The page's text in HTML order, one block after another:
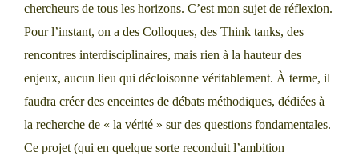
chercheurs de tous les horizons. C’est mon sujet de réflexion.
Pour l’instant, on a des Colloques, des Think tanks, des
rencontres interdisciplinaires, mais rien à la hauteur des
enjeux, aucun lieu qui décloisonne véritablement. À terme, il
faudra créer des enceintes de débats méthodiques, dédiées à
la recherche de « la vérité » sur des questions fondamentales.
Ce projet (qui en quelque sorte reconduit l’ambition